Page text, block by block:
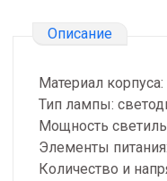
Описание
Материал
Тип лампы:
Мощность
Элементы
Количество и